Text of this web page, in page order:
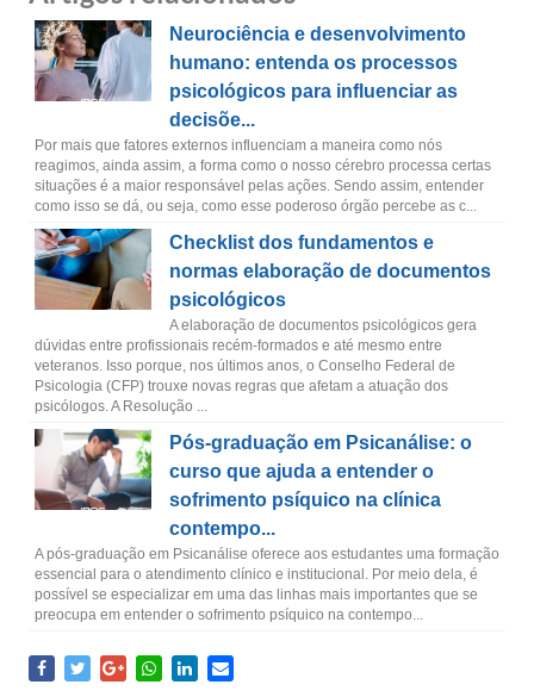
Neurociência e desenvolvimento
humano: entenda os processos
psicológicos para influenciar as
decisõe...
Por mais que fatores externos influenciam a maneira como nós
reagimos, ainda assim, a forma como o nosso cérebro processa certas
situações é a maior responsável pelas ações. Sendo assim, entender
como isso se dá, ou seja, como esse poderoso órgão percebe as c...
Checklist dos fundamentos e
normas elaboração de documentos
psicológicos
A elaboração de documentos psicológicos gera
dúvidas entre profissionais recém-formados e até mesmo entre
veteranos. Isso porque, nos últimos anos, o Conselho Federal de
Psicologia (CFP) trouxe novas regras que afetam a atuação dos
psicólogos. A Resolução ...
Pós-graduação em Psicanálise: o
curso que ajuda a entender o
sofrimento psíquico na clínica
contempo...
A pós-graduação em Psicanálise oferece aos estudantes uma formação
essencial para o atendimento clínico e institucional. Por meio dela, é
possível se especializar em uma das linhas mais importantes que se
preocupa em entender o sofrimento psíquico na contempo...